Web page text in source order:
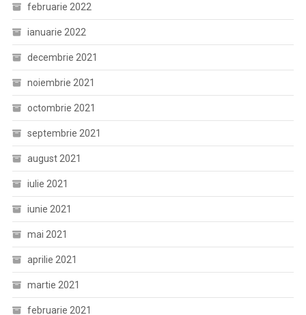
februarie 2022
ianuarie 2022
decembrie 2021
noiembrie 2021
octombrie 2021
septembrie 2021
august 2021
iulie 2021
iunie 2021
mai 2021
aprilie 2021
martie 2021
februarie 2021